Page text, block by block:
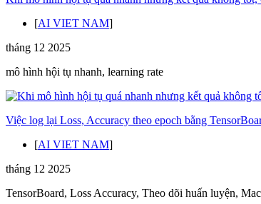
[AI VIET NAM]
tháng 12 2025
mô hình hội tụ nhanh, learning rate
Việc log lại Loss, Accuracy theo epoch bằng
[AI VIET NAM]
tháng 12 2025
TensorBoard, Loss Accuracy, Theo dõi huấn luyện,